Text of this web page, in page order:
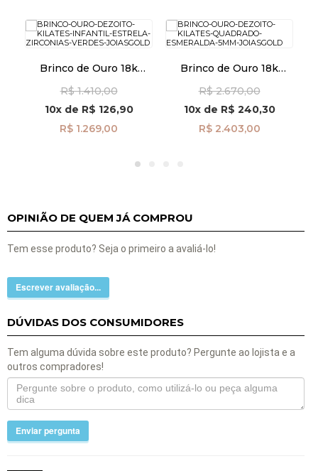
Brinco de Ouro 18k
Zircônias Verdes
br29509
R$ 1.410,00
10xde R$ 126,90
R$ 1.269,00
Brinco de Ouro 18k
Esmeralda de 5mm
br29490
R$ 2.670,00
10xde R$ 240,30
R$ 2.403,00
OPINIÃO DE QUEM JÁ COMPROU
Tem esse produto? Seja o primeiro a avaliá-lo!
Escrever avaliação...
DÚVIDAS DOS CONSUMIDORES
Tem alguma dúvida sobre este produto? Pergunte ao lojista e a
outros compradores!
Enviar pergunta